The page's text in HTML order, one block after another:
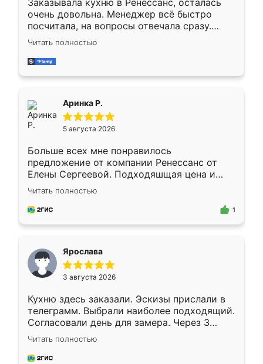
Заказывала кухню в Ренессанс, осталась
очень довольна. Менеджер всё быстро
посчитала, на вопросы отвечала сразу.
Замерщик приехал в субботу, подошёл к
делу со всей ответственностью. Собрали
за день, ребята работали аккуратно, даже
Читать полностью
Аринка Р.
5 августа 2026
Больше всех мне понравилось
предложение от компании Ренессанс от
Елены Сергеевой. Подходяшщая цена и
короткие сроки изготовления. Приехавший
для замера сотрудник Владислав
предложил по моему эскизу самый
Читать полностью
1
Ярослава
3 августа 2026
Кухню здесь заказали. Эскизы прислали в
телеграмм. Выбрали наиболее подходящий.
Согласовали день для замера. Через 3
недели кухня была уже готова. Остались
довольны работой. Спасибо Ренессанс
мебель за качественную работу!
Читать полностью